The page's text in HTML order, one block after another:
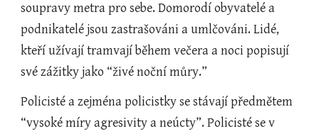
soupravy metra pro sebe. Domorodí obyvatelé a
podnikatelé jsou zastrašováni a umlčováni. Lidé,
kteří užívají tramvají během večera a noci popisují
své zážitky jako “živé noční můry.”
Policisté a zejména policistky se stávají předmětem
“vysoké míry agresivity a neúcty”. Policisté se v